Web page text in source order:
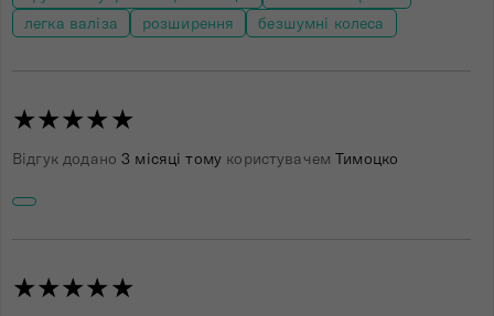
легка валіза
розширення безшумні колеса
★★★★★
Відгук додано3 місяці тому користувачемТимоцко
★★★★★